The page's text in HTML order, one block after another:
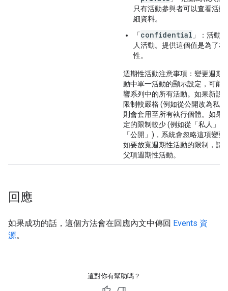
只有活動參與者可以查看活動
細資料。
「confidential 」：活動
人活動。提供這個值是為了相
性。
週期性活動注意事項： 變更週期
動中單一活動的顯示設定，可能
響系列中的所有活動。如果新設
限制較嚴格 (例如從公開改為私
則會套用至所有執行個體。如果
定的限制較少 (例如從「私人」
「公開」)，系統會忽略這項變更
如要放寬週期性活動的限制，請
父項週期性活動。
回應
如果成功的話，這個方法會在回應內文中傳回 Events 資
源。
這對你有幫助嗎？